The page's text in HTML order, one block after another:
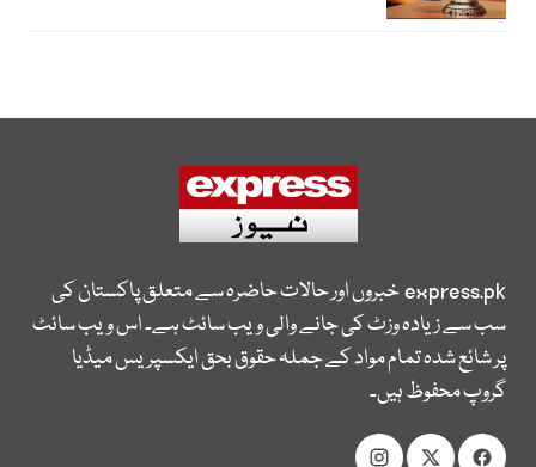
express.pkخبروں اور حالات حاضرہ سے متعلق پاکستان کی
سب سے زیادہ وزٹ کی جانے والی ویب سائٹ ہے۔ اس ویب سائٹ
پر شائع شدہ تمام مواد کے جملہ حقوق بحق ایکسپریس میڈیا
گروپ محفوظ ہیں۔